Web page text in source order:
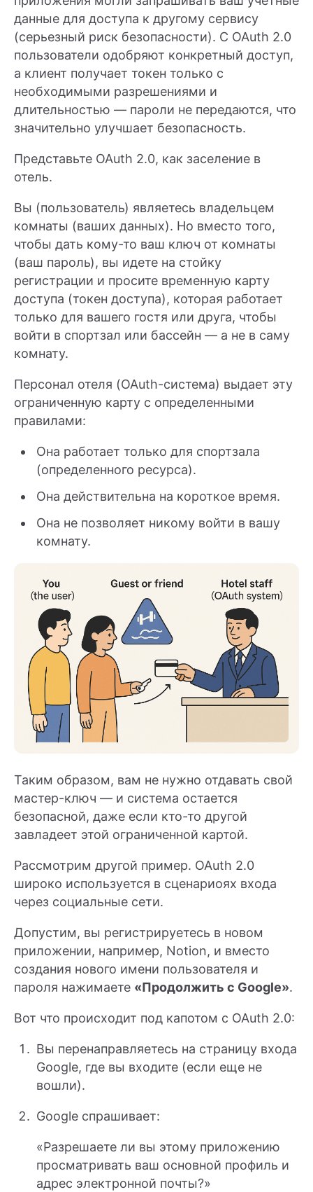
данные для доступа к другому сервису
(серьезный риск безопасности). С OAuth 2.0
пользователи одобряют конкретный доступ,
а клиент получает токен только с
необходимыми разрешениями и
длительностью — пароли не передаются, что
значительно улучшает безопасность.
Представьте OAuth 2.0, как заселение в
отель.
Вы (пользователь) являетесь владельцем
комнаты (ваших данных). Но вместо того,
чтобы дать кому-то ваш ключ от комнаты
(ваш пароль), вы идете на стойку
регистрации и просите временную карту
доступа (токен доступа), которая работает
только для вашего гостя или друга, чтобы
войти в спортзал или бассейн — а не в саму
комнату.
Персонал отеля (OAuth-система) выдает эту
ограниченную карту с определенными
правилами:
Она работает только для спортзала
(определенного ресурса).
Она действительна на короткое время.
Она не позволяет никому войти в вашу
комнату.
Таким образом, вам не нужно отдавать свой
мастер-ключ — и система остается
безопасной, даже если кто-то другой
завладеет этой ограниченной картой.
Рассмотрим другой пример. OAuth 2.0
широко используется в сценариоях входа
через социальные сети.
Допустим, вы регистрируетесь в новом
приложении, например, Notion, и вместо
создания нового имени пользователя и
пароля нажимаете «Продолжить с Google».
Вот что происходит под капотом с OAuth 2.0:
Вы перенаправляетесь на страницу входа
Google, где вы входите (если еще не
вошли).
Google спрашивает:
«Разрешаете ли вы этому приложению
просматривать ваш основной профиль и
адрес электронной почты?»